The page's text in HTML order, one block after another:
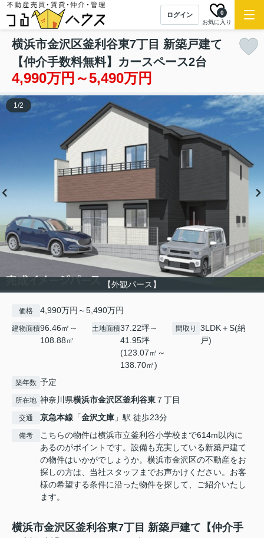
ログイン
お気に入り
0
横浜市金沢区釜利谷東7丁目 新築戸建て
【仲介手数料無料】カースペース2台
4,990万円～5,490万円
【外観パース】
1/2
価格 4,990万円～5,490万円
建物面積96.46㎡～
108.88㎡
土地面積37.22坪～
41.95坪
(123.07㎡～
138.70㎡)
間取り
3LDK＋S(納
戸)
築年数 予定
所在地 神奈川県横浜市金沢区釜利谷東 ７丁目
交通 京急本線 「金沢文庫 」駅 徒歩23分
備考
こちらの物件は横浜市立釜利谷小学校まで614m以内に
あるのがポイントです。設備も充実している新築戸建て
の物件はいかがでしょうか。横浜市金沢区の不動産をお
探しの方は、当社スタッフまでお声かけください。お客
様の希望する条件に沿った物件を探して、ご紹介いたし
ます。
横浜市金沢区釜利谷東7丁目 新築戸建て【仲介手